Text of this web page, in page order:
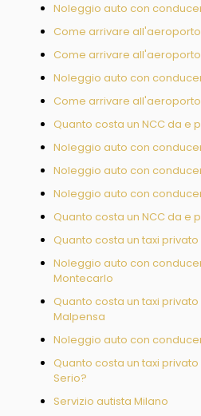
Noleggio auto con
Come arrivare
Come arrivare all'aeroporto
Noleggio auto con
Come arrivare all'aeroporto
Quanto costa un NCC da e
Noleggio auto con
Noleggio auto con
Noleggio auto con
Quanto costa un NCC da e
Quanto costa un taxi
Noleggio auto con
Montecarlo
Quanto costa un taxi
Malpensa
Noleggio auto con
Quanto costa un taxi
Serio?
Servizio autista Milano